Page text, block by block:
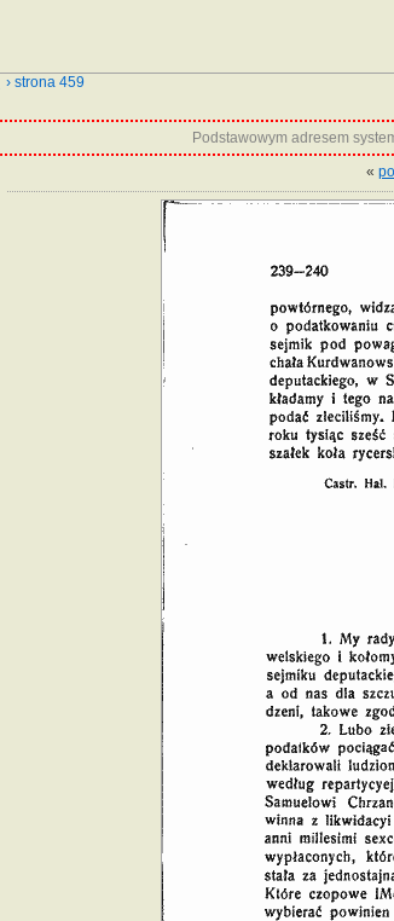
› strona 459
Podstawowym adresem
«